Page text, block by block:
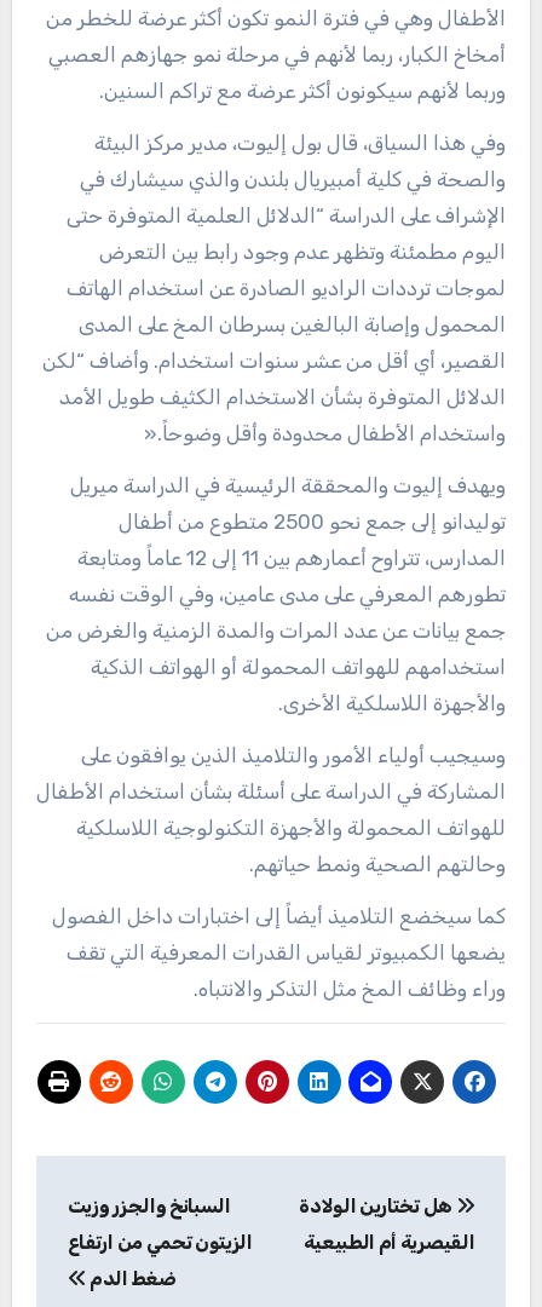
الأطفال وهي في فترة النمو تكون أكثر عرضة للخطر من
أمخاخ الكبار، ربما لأنهم في مرحلة نمو جهازهم العصبي
وربما لأنهم سيكونون أكثر عرضة مع تراكم السنين.
وفي هذا السياق، قال بول إليوت، مدير مركز البيئة
والصحة في كلية أمبيريال بلندن والذي سيشارك في
الإشراف على الدراسة “الدلائل العلمية المتوفرة حتى
اليوم مطمئنة وتظهر عدم وجود رابط بين التعرض
لموجات ترددات الراديو الصادرة عن استخدام الهاتف
المحمول وإصابة البالغين بسرطان المخ على المدى
القصير، أي أقل من عشر سنوات استخدام. وأضاف “لكن
الدلائل المتوفرة بشأن الاستخدام الكثيف طويل الأمد
واستخدام الأطفال محدودة وأقل وضوحاً.«
ويهدف إليوت والمحققة الرئيسية في الدراسة ميريل
توليدانو إلى جمع نحو 2500 متطوع من أطفال
المدارس، تتراوح أعمارهم بين 11 إلى 12 عاماً ومتابعة
تطورهم المعرفي على مدى عامين، وفي الوقت نفسه
جمع بيانات عن عدد المرات والمدة الزمنية والغرض من
استخدامهم للهواتف المحمولة أو الهواتف الذكية
والأجهزة اللاسلكية الأخرى.
وسيجيب أولياء الأمور والتلاميذ الذين يوافقون على
المشاركة في الدراسة على أسئلة بشأن استخدام الأطفال
للهواتف المحمولة والأجهزة التكنولوجية اللاسلكية
وحالتهم الصحية ونمط حياتهم.
كما سيخضع التلاميذ أيضاً إلى اختبارات داخل الفصول
يضعها الكمبيوتر لقياس القدرات المعرفية التي تقف
وراء وظائف المخ مثل التذكر والانتباه.
المقالات
هل تختارين الولادة
القيصرية أم الطبيعية
السبانخ والجزر وزيت
الزيتون تحمي من ارتفاع
ضغط الدم